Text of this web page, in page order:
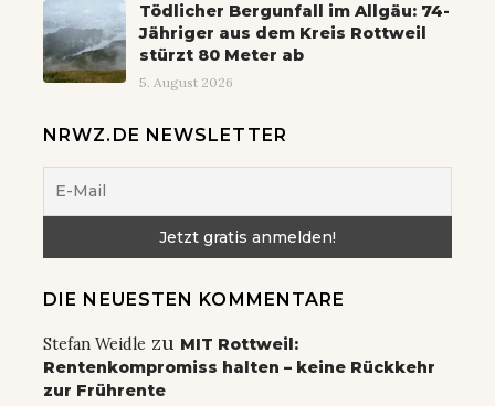
Tödlicher Bergunfall im Allgäu: 74-
Jähriger aus dem Kreis Rottweil
stürzt 80 Meter ab
5. August 2026
NRWZ.DE NEWSLETTER
DIE NEUESTEN KOMMENTARE
Stefan Weidle zu MIT Rottweil:
Rentenkompromiss halten – keine Rückkehr
zur Frührente